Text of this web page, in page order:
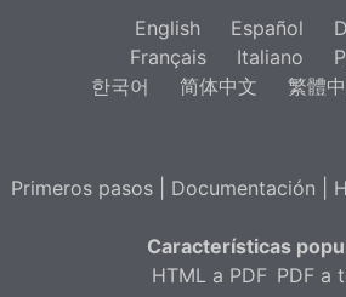
English
Español
Français
Italiano
한국어
简体中文 繁體
Primeros pasos Documentación
Características
HTML a PDF PDF a